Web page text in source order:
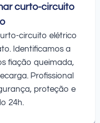
curto-circuito
circuito elétrico
Identificamos a
fiação queimada,
Profissional
proteção e
24h.